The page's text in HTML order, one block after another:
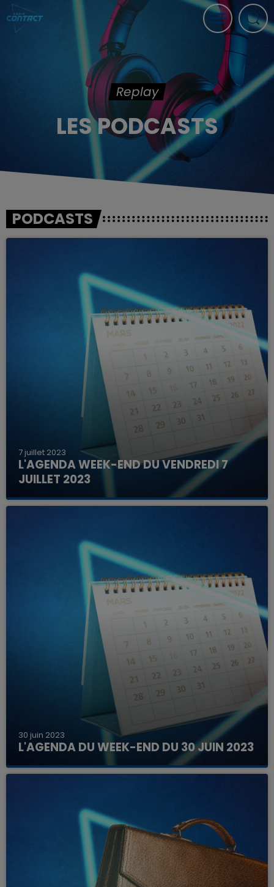
Replay
LES PODCASTS
PODCASTS
7 juillet 2023
L'AGENDA WEEK-END DU VENDREDI 7
JUILLET 2023
Que faire ce week-end dans les hauts-de-
France, la Marne et les Ardennes ?
30 juin 2023
L'AGENDA DU WEEK-END DU 30 JUIN 2023
Que faire ce week-end dans les hauts-de-
France, la Marne et les Ardennes ?